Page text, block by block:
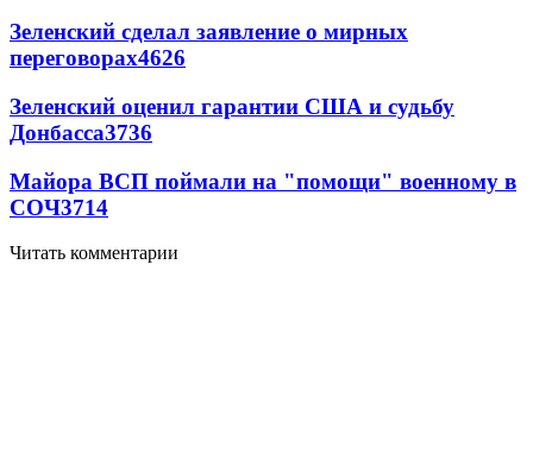
Зеленский сделал заявление о мирных
переговорах4626
Зеленский оценил гарантии США и судьбу
Донбасса3736
Майора ВСП поймали на "помощи" военному в
СОЧ3714
Читать комментарии